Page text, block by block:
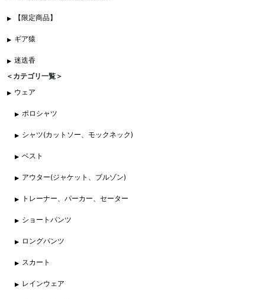
【限定商品】
ギア猿
迷迭香
＜カテゴリ一覧＞
ウェア
ポロシャツ
シャツ(カットソー、モックネック)
ベスト
アウター(ジャケット、ブルゾン)
トレーナー、パーカー、セーター
ショートパンツ
ロングパンツ
スカート
レインウェア